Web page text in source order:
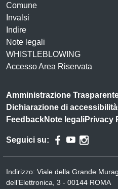
Comune
Invalsi
Indire
Note legali
WHISTLEBLOWING
Accesso Area Riservata
Amministrazione
Dichiarazione di accessibilità
FeedbackNote legaliPrivacy
Seguici su:
Indirizzo: Viale della Grande
dell’Elettronica, 3 - 00144 ROMA